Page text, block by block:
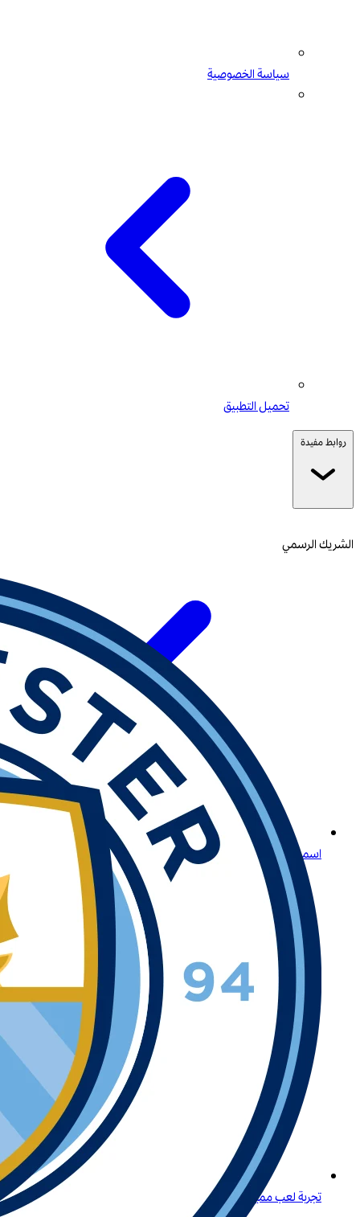
سياسة الخصوصية
تحميل التطبيق
روابط مفيدة
اسمح لنا بتقديم لعبة لايتنينغ روليت
تجربة لعب مميزة لكبار اللاعبين في المنطقة في البحرين
الشريك الرسمي